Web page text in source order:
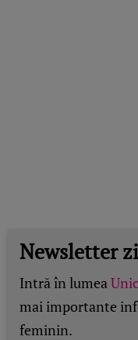
Newsletter
Intră în lumea
mai importante
feminin.